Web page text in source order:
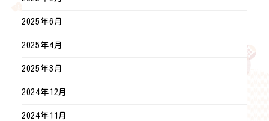
2025年6月
2025年4月
2025年3月
2024年12月
2024年11月